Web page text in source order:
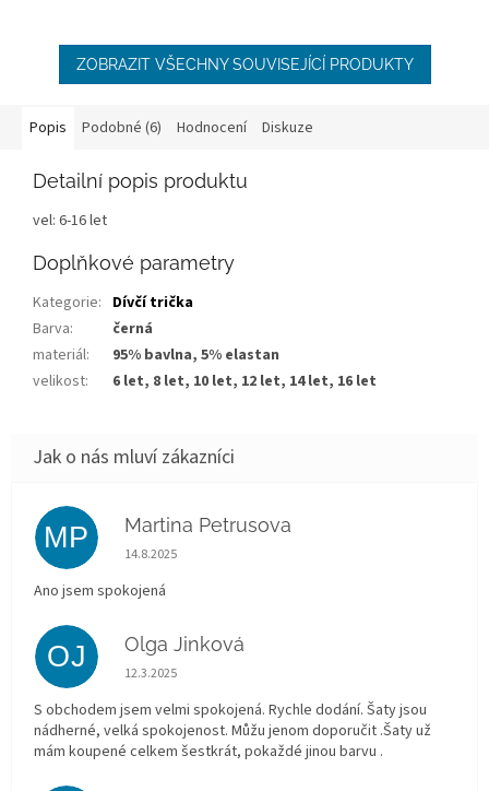
ZOBRAZIT VŠECHNY SOUVISEJÍCÍ PRODUKTY
Popis Podobné (6) Hodnocení Diskuze
Detailní popis produktu
vel: 6-16 let
Doplňkové parametry
Kategorie: Dívčí trička
Barva:
černá
materiál:
95% bavlna, 5% elastan
velikost: 6 let, 8 let, 10 let, 12 let, 14 let, 16 let
MP Martina Petrusova
Hodnocení obchodu je 5 z 5 hvězdiček.
14.8.2025
Ano jsem spokojená
OJ Olga Jinková
Hodnocení obchodu je 5 z 5 hvězdiček.
12.3.2025
S obchodem jsem velmi spokojená. Rychle dodání. Šaty jsou
nádherné, velká spokojenost. Můžu jenom doporučit .Šaty už
mám koupené celkem šestkrát, pokaždé jinou barvu .